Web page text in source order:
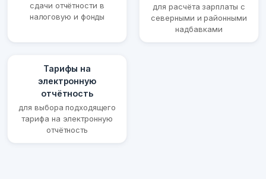
сдачи отчётности в
налоговую и фонды
для расчёта зарплаты с
северными и районными
надбавками
Тарифы на
электронную
отчётность
для выбора подходящего
тарифа на электронную
отчётность